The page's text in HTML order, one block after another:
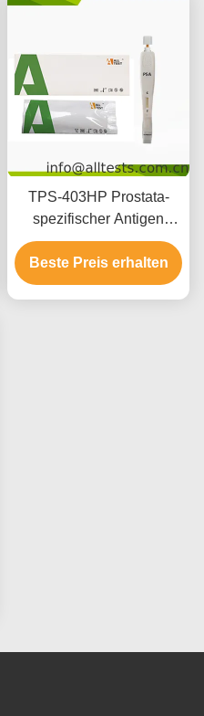
TPS-403HP Prostata-
spezifischer Antigen
PSA-Schnelltest für
Selbsttest
Beste Preis erhalten